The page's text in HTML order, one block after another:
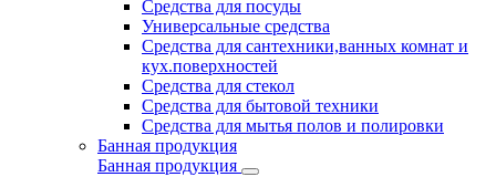
Средства для посуды
Универсальные средства
Средства для сантехники,ванных комнат и
кух.поверхностей
Средства для стекол
Средства для бытовой техники
Средства для мытья полов и полировки
Банная продукция
Банная продукция